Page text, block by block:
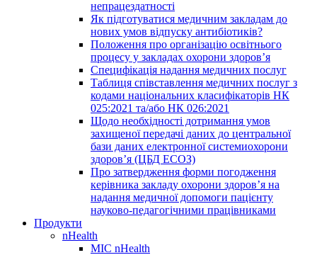
непрацездатності
Як підготуватися медичним закладам до
нових умов відпуску антибіотиків?
Положення про організацію освітнього
процесу у закладах охорони здоров’я
Специфікація надання медичних послуг
Таблиця співставлення медичних послуг з
кодами національних класифікаторів НК
025:2021 та/або НК 026:2021
Щодо необхідності дотримання умов
захищеної передачі даних до центральної
бази даних електронної системиохорони
здоров’я (ЦБД ЕСОЗ)
Про затвердження форми погодження
керівника закладу охорони здоров’я на
надання медичної допомоги пацієнту
науково-педагогічними працівниками
Продукти
nHealth
МІС nHealth